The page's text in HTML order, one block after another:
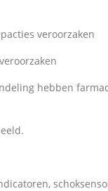
veroorzaken
hebben